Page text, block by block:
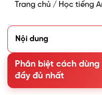
Trang chủ / Học tiếng
Nội dung
2. Phân biệt cách dùng
3. Bài tập phân biệt
án
Phân biệt cách
đầy đủ nhất